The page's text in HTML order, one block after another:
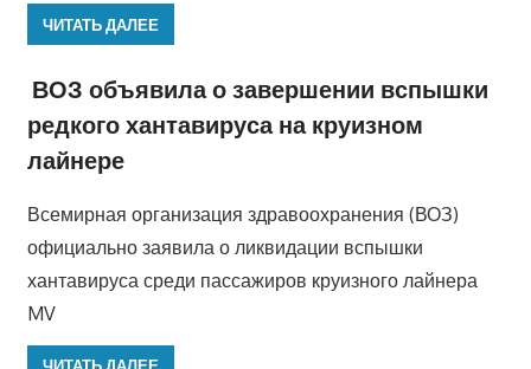
ЧИТАТЬ ДАЛЕЕ
ВОЗ объявила о завершении вспышки
редкого хантавируса на круизном
лайнере
Всемирная организация здравоохранения (ВОЗ)
официально заявила о ликвидации вспышки
хантавируса среди пассажиров круизного лайнера
MV